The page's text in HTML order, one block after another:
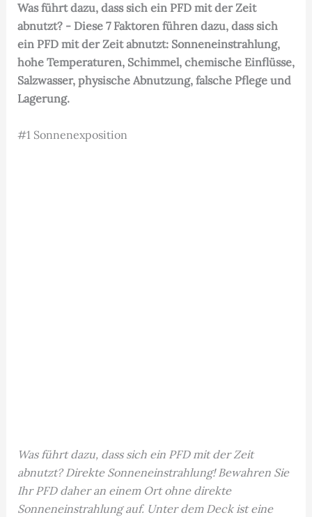
Was führt dazu, dass sich ein PFD mit der Zeit
abnutzt? - Diese 7 Faktoren führen dazu, dass sich
ein PFD mit der Zeit abnutzt: Sonneneinstrahlung,
hohe Temperaturen, Schimmel, chemische Einflüsse,
Salzwasser, physische Abnutzung, falsche Pflege und
Lagerung.
#1 Sonnenexposition
Was führt dazu, dass sich ein PFD mit der Zeit
abnutzt? Direkte Sonneneinstrahlung! Bewahren Sie
Ihr PFD daher an einem Ort ohne direkte
Sonneneinstrahlung auf. Unter dem Deck ist eine